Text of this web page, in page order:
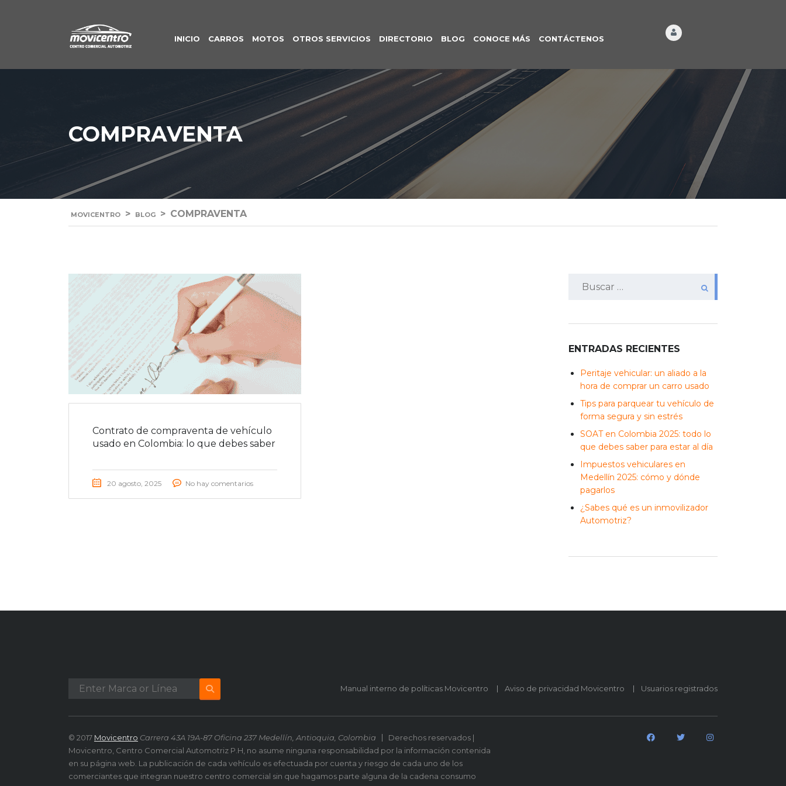
INICIO CARROS MOTOS OTROS SERVICIOS DIRECTORIO BLOG CONOCE MÁS CONTÁCTENOS
COMPRAVENTA
MOVICENTRO > BLOG > COMPRAVENTA
Contrato de compraventa de vehículo
usado en Colombia: lo que debes saber
20 agosto, 2025 No hay comentarios
ENTRADAS RECIENTES
Peritaje vehicular: un aliado a la
hora de comprar un carro usado
Tips para parquear tu vehículo de
forma segura y sin estrés
SOAT en Colombia 2025: todo lo
que debes saber para estar al día
Impuestos vehiculares en
Medellín 2025: cómo y dónde
pagarlos
¿Sabes qué es un inmovilizador
Automotriz?
Manual interno de políticas Movicentro Aviso de privacidad Movicentro Usuarios registrados
© 2017 Movicentro Carrera 43A 19A-87 Oficina 237 Medellín, Antioquia, Colombia
Derechos reservados |
Movicentro, Centro Comercial Automotriz P.H, no asume ninguna responsabilidad por la información contenida
en su página web. La publicación de cada vehículo es efectuada por cuenta y riesgo de cada uno de los
comerciantes que integran nuestro centro comercial sin que hagamos parte alguna de la cadena consumo